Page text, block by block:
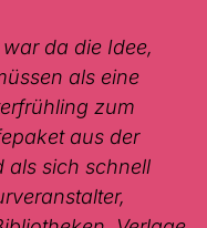
da die Idee,
als eine
zum
aus der
als sich schnell